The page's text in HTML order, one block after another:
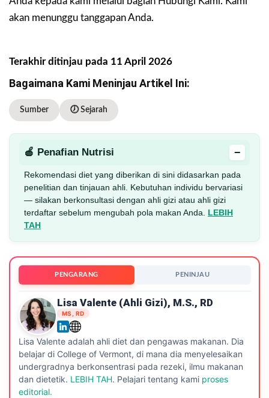
akan menunggu tanggapan Anda.
Terakhir ditinjau pada 11 April 2026
Bagaimana Kami Meninjau Artikel Ini:
Sumber 🕖 Sejarah
🍎 Penafian Nutrisi −
Rekomendasi diet yang diberikan di sini didasarkan pada
penelitian dan tinjauan ahli. Kebutuhan individu bervariasi
— silakan berkonsultasi dengan ahli gizi atau ahli gizi
terdaftar sebelum mengubah pola makan Anda. LEBIH
TAH
PENGARANG PENINJAU
Lisa Valente (ahli Gizi), M.S., RD
MS, RD
Lisa Valente adalah ahli diet dan pengawas makanan. Dia
belajar di College of Vermont, di mana dia menyelesaikan
undergradnya berkonsentrasi pada rezeki, ilmu makanan
dan dietetik. LEBIH TAH. Pelajari tentang kami proses
editorial.